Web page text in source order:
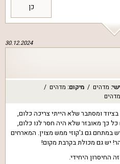
כן
30.12.2024
: מדהים מיקום: מדהים
מדהים
ומסתבר שלא הייתי צריכה כלום,
כך מאובזר שלא היה חסר לנו כלום,
במתחם גם ג'קוזי ממש מצוין. המארחים
יש גם מכולת בקרבת מקום!
החיסרון היחידי.